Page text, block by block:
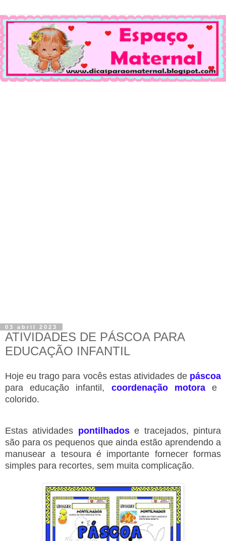
03 abril 2023
ATIVIDADES DE PÁSCOA PARA
EDUCAÇÃO INFANTIL
Hoje eu trago para vocês estas atividades de páscoa
para educação infantil, coordenação motorae
colorido.
Estas atividades pontilhados e tracejados, pintura
são para os pequenos que ainda estão aprendendo a
manusear a tesoura é importante fornecer formas
simples para recortes, sem muita complicação.